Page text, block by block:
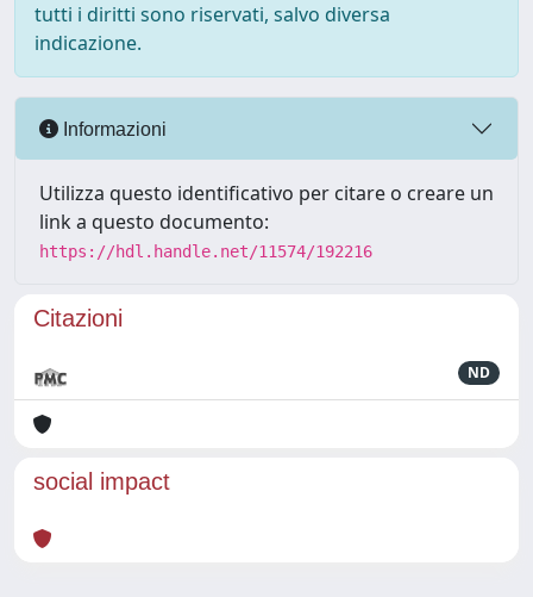
tutti i diritti sono riservati, salvo diversa
indicazione.
Informazioni
Utilizza questo identificativo per citare o creare un
link a questo documento:
https://hdl.handle.net/11574/192216
Citazioni
ND
social impact